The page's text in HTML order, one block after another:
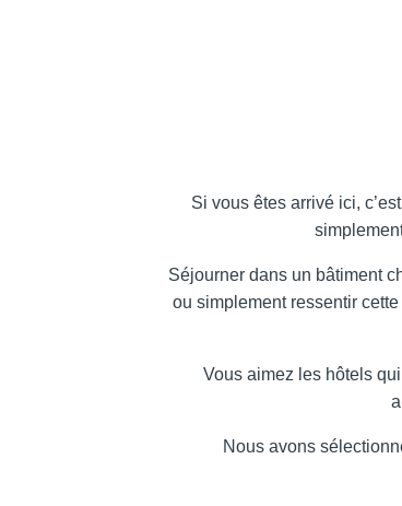
Si vous êtes arrivé ici,
Séjourner dans un bâtiment
ou simplement ressentir
Vous aimez les hôtels
Nous avons
Malines,